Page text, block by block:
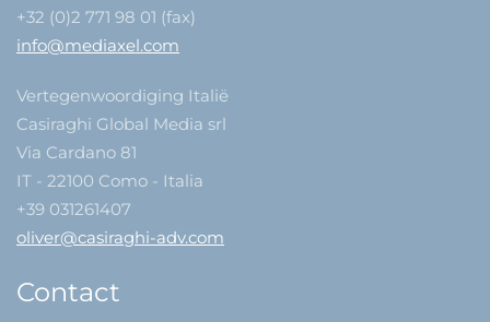
+32 (0)2 771 98 01 (fax)
info@mediaxel.com
Vertegenwoordiging Italië
Casiraghi Global Media srl
Via Cardano 81
IT - 22100 Como - Italia
+39 031261407
oliver@casiraghi-adv.com
Contact